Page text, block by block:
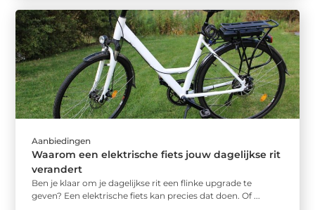
Aanbiedingen
Waarom een elektrische fiets jouw dagelijkse rit
verandert
Ben je klaar om je dagelijkse rit een flinke upgrade te
geven? Een elektrische fiets kan precies dat doen. Of ...